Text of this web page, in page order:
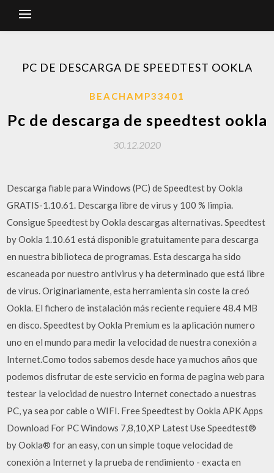
PC DE DESCARGA DE SPEEDTEST OOKLA
BEACHAMP33401
Pc de descarga de speedtest ookla
30.12.2020
Descarga fiable para Windows (PC) de Speedtest by Ookla
GRATIS-1.10.61. Descarga libre de virus y 100 % limpia.
Consigue Speedtest by Ookla descargas alternativas. Speedtest
by Ookla 1.10.61 está disponible gratuitamente para descarga
en nuestra biblioteca de programas. Esta descarga ha sido
escaneada por nuestro antivirus y ha determinado que está libre
de virus. Originariamente, esta herramienta sin coste la creó
Ookla. El fichero de instalación más reciente requiere 48.4 MB
en disco. Speedtest by Ookla Premium es la aplicación numero
uno en el mundo para medir la velocidad de nuestra conexión a
Internet.Como todos sabemos desde hace ya muchos años que
podemos disfrutar de este servicio en forma de pagina web para
testear la velocidad de nuestro Internet conectado a nuestras
PC, ya sea por cable o WIFI. Free Speedtest by Ookla APK Apps
Download For PC Windows 7,8,10,XP Latest Use Speedtest®
by Ookla® for an easy, con un simple toque velocidad de
conexión a Internet y la prueba de rendimiento - exacta en